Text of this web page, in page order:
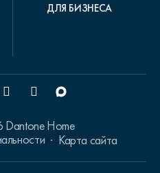
ДЛЯ БИЗНЕСА
Home
Карта сайта